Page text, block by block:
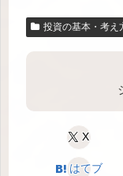
投資の基本・考え
X
はてブ